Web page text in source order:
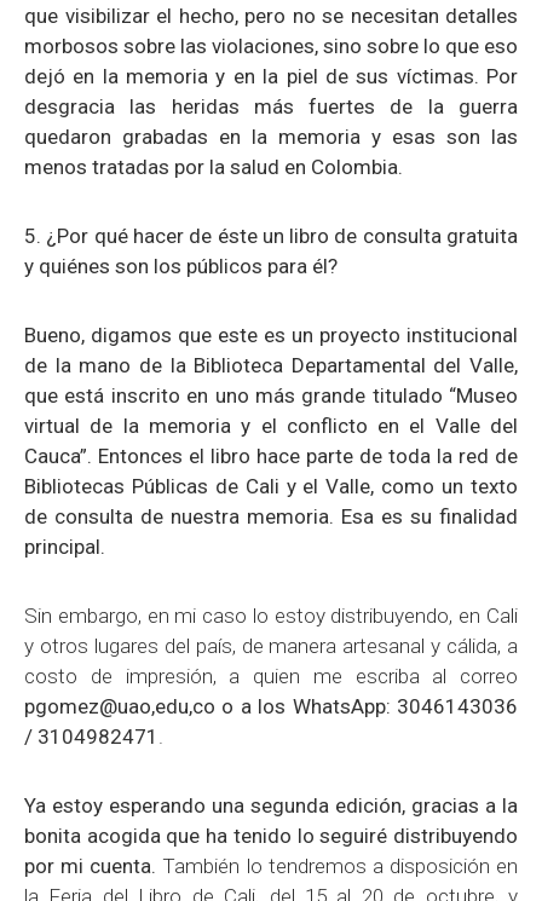
que visibilizar el hecho, pero no se necesitan detalles
morbosos sobre las violaciones, sino sobre lo que eso
dejó en la memoria y en la piel de sus víctimas. Por
desgracia las heridas más fuertes de la guerra
quedaron grabadas en la memoria y esas son las
menos tratadas por la salud en Colombia.
5. ¿Por qué hacer de éste un libro de consulta gratuita
y quiénes son los públicos para él?
Bueno, digamos que este es un proyecto institucional
de la mano de la Biblioteca Departamental del Valle,
que está inscrito en uno más grande titulado “Museo
virtual de la memoria y el conflicto en el Valle del
Cauca”. Entonces el libro hace parte de toda la red de
Bibliotecas Públicas de Cali y el Valle, como un texto
de consulta de nuestra memoria. Esa es su finalidad
principal.
Sin embargo, en mi caso lo estoy distribuyendo, en Cali
y otros lugares del país, de manera artesanal y cálida, a
costo de impresión, a quien me escriba al correo
pgomez@uao,edu,co o a los WhatsApp: 3046143036
/ 3104982471
Ya estoy esperando una segunda edición, gracias a la
bonita acogida que ha tenido lo seguiré distribuyendo
por mi cuenta. También lo tendremos a disposición en
la Feria del Libro de Cali, del 15 al 20 de octubre, y